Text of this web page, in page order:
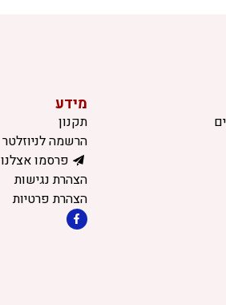
מידע
תקנון
הרשמה לניוזלטר
פרסמו אצלנו
הצהרת נגישות
הצהרת פרטיות